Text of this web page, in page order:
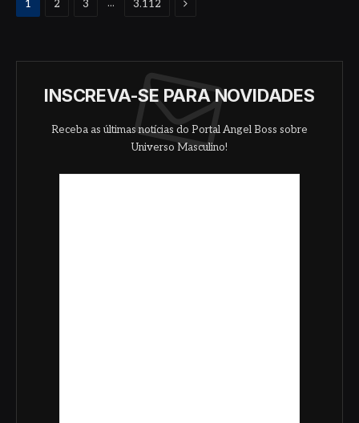
1 2 3 ... 3.112 Proximo
INSCREVA-SE PARA NOVIDADES
Receba as últimas notícias do Portal Angel Boss sobre
Universo Masculino!